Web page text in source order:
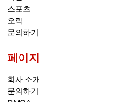
스포츠
오락
문의하기
페이지
회사 소개
문의하기